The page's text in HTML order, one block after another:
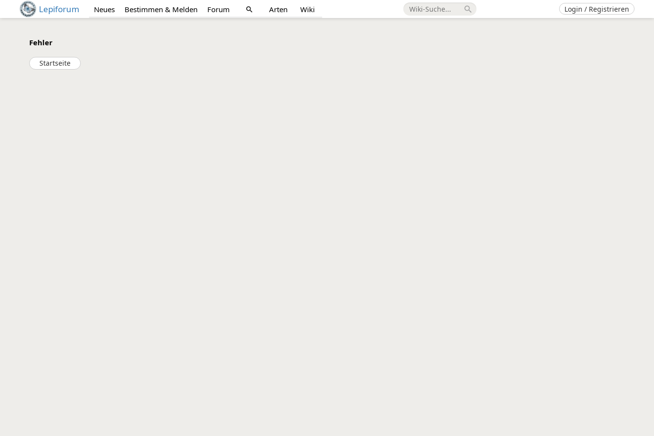
Lepiforum Neues Bestimmen & Melden Forum search Arten Wiki search Login / Registrieren
Fehler
Startseite